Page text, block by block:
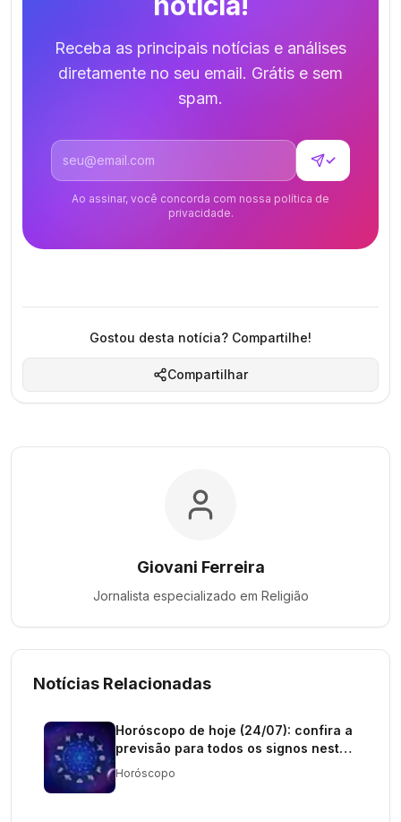
Receba as principais notícias e análises
diretamente no seu email. Grátis e sem
spam.
Endereço de email
✓
Ao assinar, você concorda com nossa política de
privacidade.
Gostou desta notícia? Compartilhe!
Compartilhar
Giovani Ferreira
Jornalista especializado em Religião
Notícias Relacionadas
Horóscopo de hoje (24/07): confira a
previsão para todos os signos nesta
sexta-feira
Horóscopo